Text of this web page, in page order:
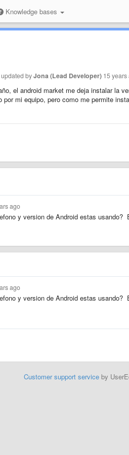
Knowledge bases
updated byJona (Lead Developer) 15 years
el android market me deja instalar la
mi equipo, pero como me permite
ago
y version de Android estas usando?
ago
y version de Android estas usando?
Customer support serviceby